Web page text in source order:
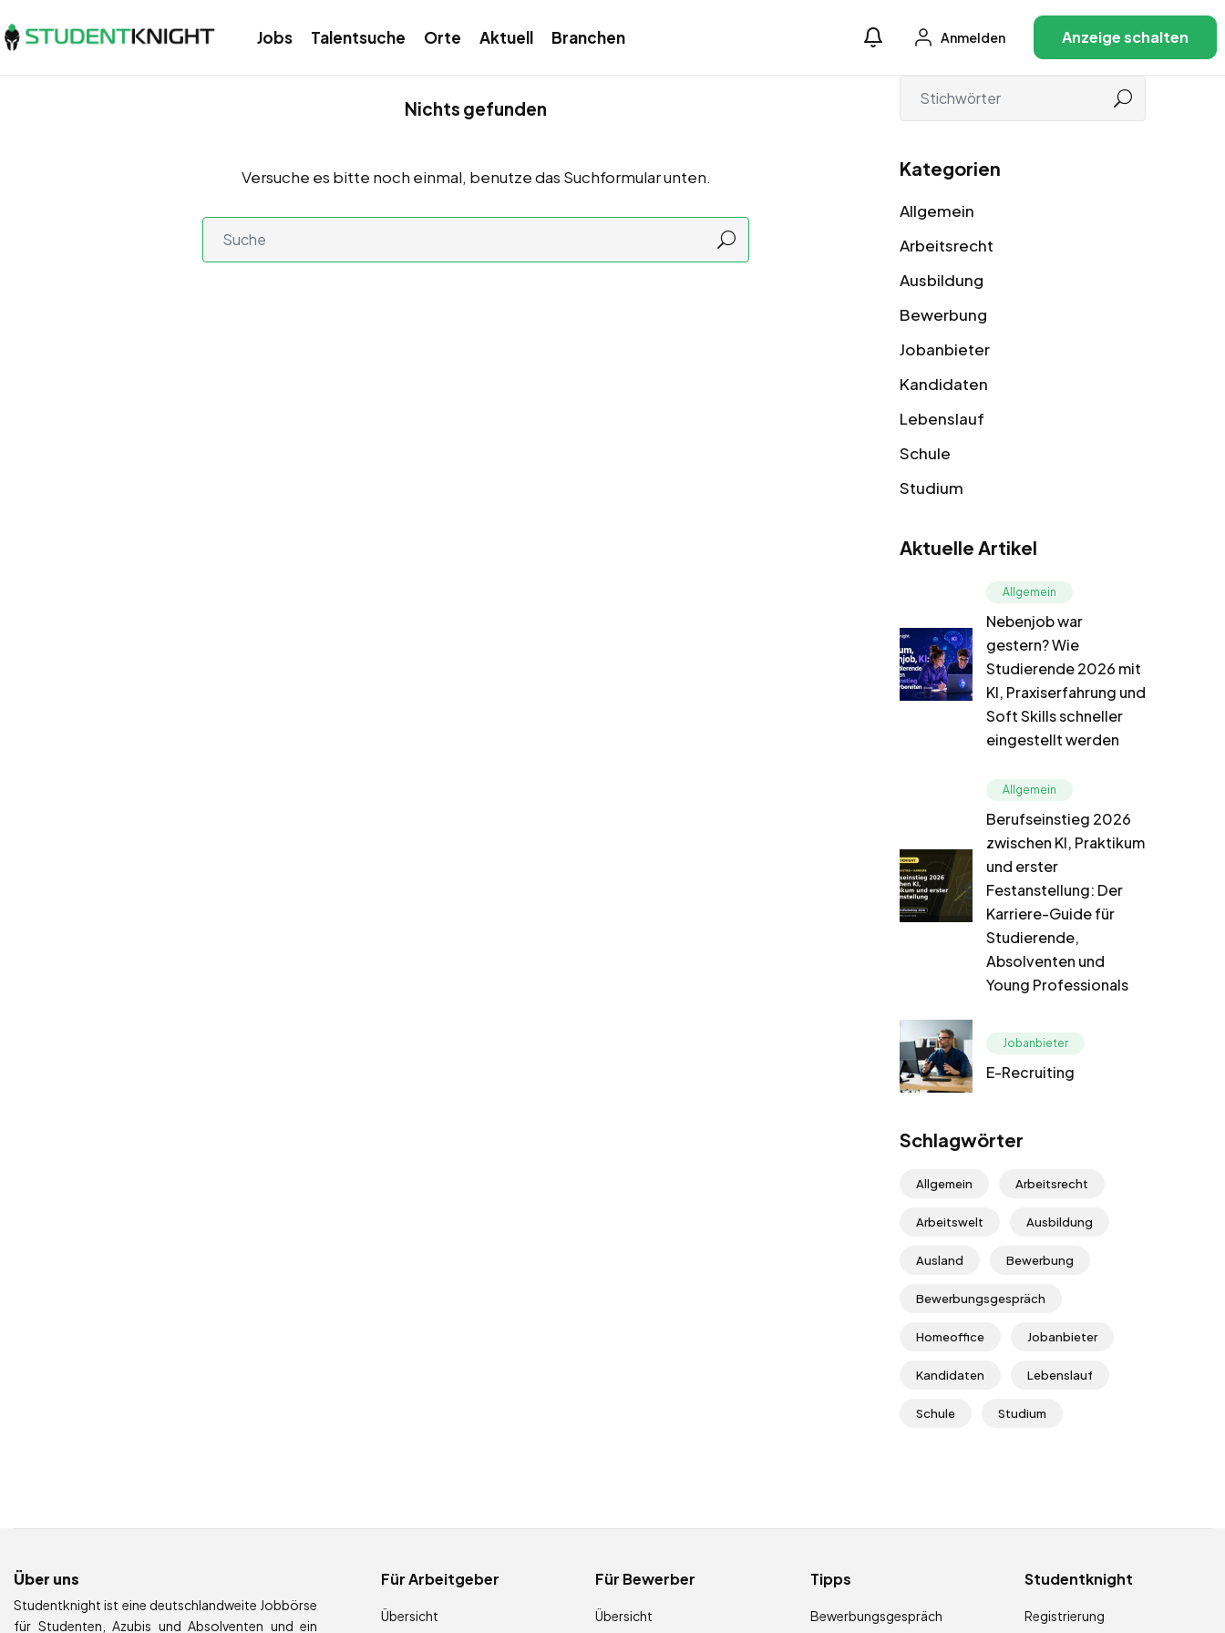
Jobs Talentsuche Orte Aktuell Branchen Anmelden Anzeige schalten
Nichts gefunden
Versuche es bitte noch einmal, benutze das Suchformular unten. Kategorien
Allgemein
Arbeitsrecht
Ausbildung
Bewerbung
Jobanbieter
Kandidaten
Lebenslauf
Schule
Studium
Aktuelle Artikel
Allgemein
Nebenjob war
gestern? Wie
Studierende 2026 mit
KI, Praxiserfahrung und
Soft Skills schneller
eingestellt werden
Allgemein
Berufseinstieg 2026
zwischen KI, Praktikum
und erster
Festanstellung: Der
Karriere-Guide für
Studierende,
Absolventen und
Young Professionals
Jobanbieter
E-Recruiting
Schlagwörter
Allgemein Arbeitsrecht
Arbeitswelt Ausbildung
Ausland Bewerbung
Bewerbungsgespräch
Homeoffice Jobanbieter
Kandidaten Lebenslauf
Schule Studium
Über uns
Studentknight ist eine deutschlandweite Jobbörse
für Studenten, Azubis und Absolventen und ein
Für Arbeitgeber
Übersicht
Für Bewerber
Übersicht
Tipps
Bewerbungsgespräch
Studentknight
Registrierung